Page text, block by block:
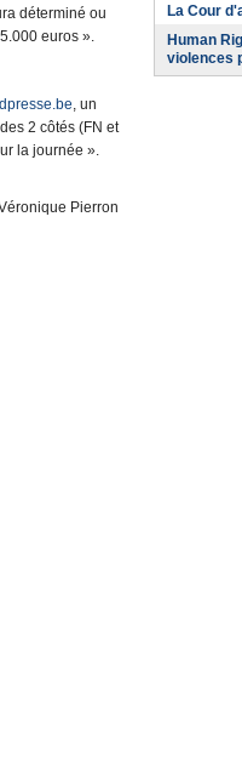
déterminé ou
euros ».
, un
2 côtés (FN et
la journée ».
Pierron
La Cour
Human
violences